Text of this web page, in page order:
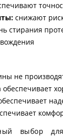
снижают
стирания
не
выбор для